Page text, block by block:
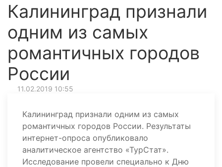
Калининград признали
одним из самых
романтичных городов
России
11.02.2019 10:55
Калининград признали одним из самых
романтичных городов России. Результаты
интернет-опроса опубликовало
аналитическое агентство «ТурСтат».
Исследование провели специально к Дню